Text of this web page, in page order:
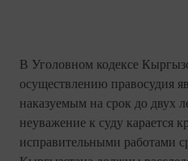
В Уголовном кодексе
осуществлению правосудия
наказуемым на срок до двух
неуважение к суду карается
исправительными работами